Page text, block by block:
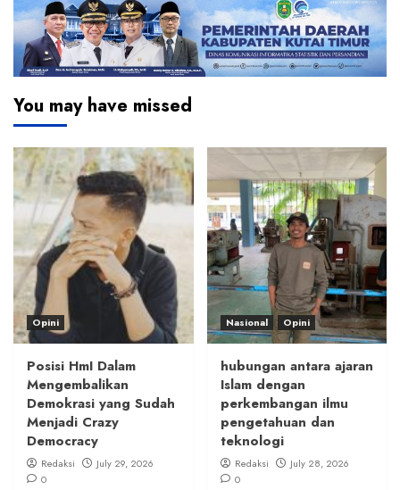
You may have missed
Opini
Posisi HmI Dalam
Mengembalikan
Demokrasi yang Sudah
Menjadi Crazy
Democracy
Redaksi
July 29, 2026
0
Nasional Opini
hubungan antara ajaran
Islam dengan
perkembangan ilmu
pengetahuan dan
teknologi
Redaksi
July 28, 2026
0